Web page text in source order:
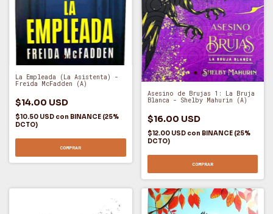
La Empleada (La Asistenta) -
Freida McFadden (A)
$14.00 USD
$10.50 USD con BINANCE (25%
DCTO)
COMPRAR
Asesino de Brujas 1: La Bruja
Blanca - Shelby Mahurin (A)
$16.00 USD
$12.00 USD con BINANCE (25%
DCTO)
COMPRAR